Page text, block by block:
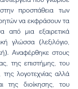
προσπάθεια των
να εκφράσουν τα
από μια εξαιρετικά
γλώσσα (λεξιλόγιο,
Αναφέρθηκε στους
της επιστήμης, του
της λογοτεχνίας αλλά
της διοίκησης, του